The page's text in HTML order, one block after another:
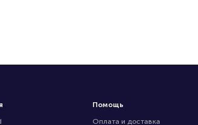
Помощь
Оплата и доставка